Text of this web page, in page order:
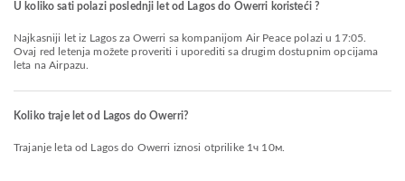
U koliko sati polazi poslednji let od Lagos do Owerri koristeći ?
Najkasniji let iz Lagos za Owerri sa kompanijom Air Peace polazi u 17:05.
Ovaj red letenja možete proveriti i uporediti sa drugim dostupnim opcijama
leta na Airpazu.
Koliko traje let od Lagos do Owerri?
Trajanje leta od Lagos do Owerri iznosi otprilike 1ч 10м.